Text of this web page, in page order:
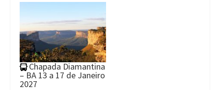
Chapada Diamantina
– BA 13 a 17 de Janeiro
2027